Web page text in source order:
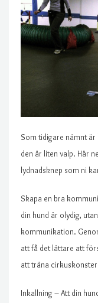
Som tidigare nämnt
den är liten valp. Här
lydnadsknep som ni
Skapa en bra
din hund är olydig,
kommunikation.
att få det lättare att
att träna
Inkallning – Att din